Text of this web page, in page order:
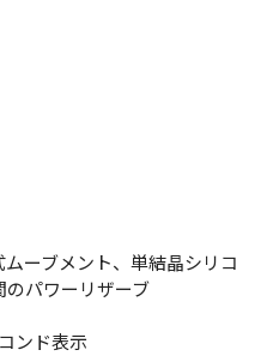
ーブメント、単結晶シリコ
のパワーリザーブ
ンド表示